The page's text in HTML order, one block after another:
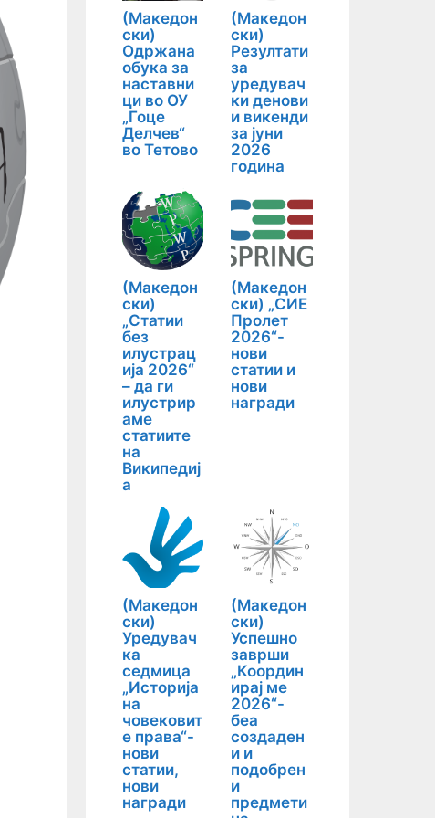
(Македон
ски)
Одржана
обука за
наставни
ци во ОУ
„Гоце
Делчев“
во Тетово
(Македон
ски)
Резултати
за
уредувач
ки денови
и викенди
за јуни
2026
година
(Македон
ски)
„Статии
без
илустрац
ија 2026“
– да ги
илустрир
аме
статиите
на
Википедиј
а
(Македон
ски) „СИЕ
Пролет
2026“-
нови
статии и
нови
награди
(Македон
ски)
Уредувач
ка
седмица
„Историја
на
човековит
е права“-
нови
статии,
нови
награди
(Македон
ски)
Успешно
заврши
„Координ
ирај ме
2026“-
беа
создаден
и и
подобрен
и
предмети